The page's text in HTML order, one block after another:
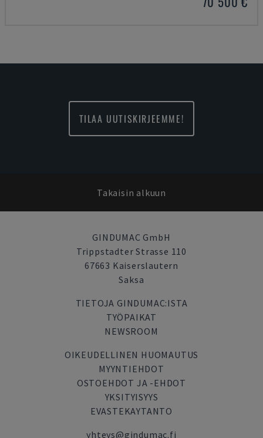
TILAA UUTISKIRJEEMME!
Takaisin alkuun
GINDUMAC GmbH
Trippstadter Strasse 110
67663 Kaiserslautern
Saksa
TIETOJA GINDUMAC:ISTA
TYÖPAIKAT
NEWSROOM
OIKEUDELLINEN HUOMAUTUS
MYYNTIEHDOT
OSTOEHDOT JA -EHDOT
YKSITYISYYS
EVASTEKAYTANTO
yhteys@gindumac.fi